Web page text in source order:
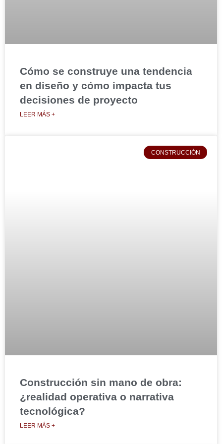
Cómo se construye una tendencia
en diseño y cómo impacta tus
decisiones de proyecto
LEER MÁS +
CONSTRUCCIÓN
Construcción sin mano de obra:
¿realidad operativa o narrativa
tecnológica?
LEER MÁS +